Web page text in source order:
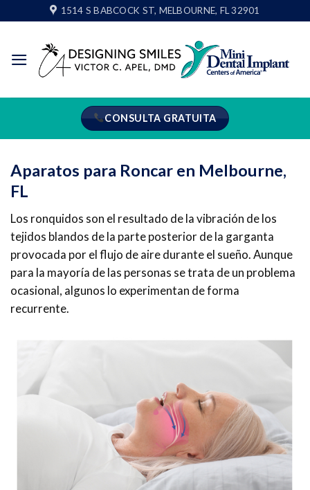
al
contenido
1514 S BABCOCK ST, MELBOURNE, FL 32901
CONSULTA GRATUITA
Aparatos para Roncar en Melbourne,
FL
Los ronquidos son el resultado de la vibración de los
tejidos blandos de la parte posterior de la garganta
provocada por el flujo de aire durante el sueño. Aunque
para la mayoría de las personas se trata de un problema
ocasional, algunos lo experimentan de forma
recurrente.